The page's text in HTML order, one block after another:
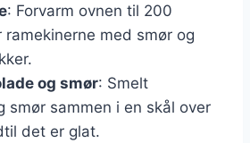
: Forvarm ovnen til 200
ramekinerne med smør og
og smør: Smelt
smør sammen i en skål over
det er glat.